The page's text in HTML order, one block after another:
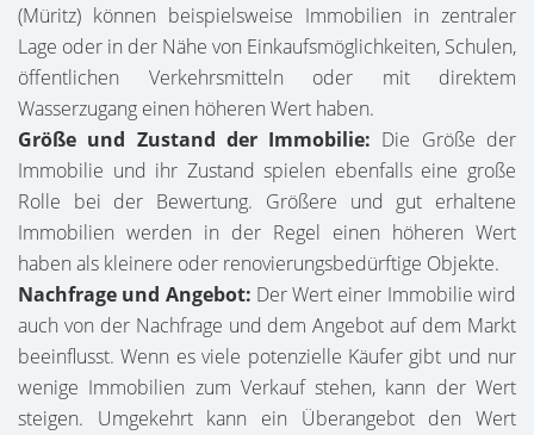
(Müritz) können beispielsweise Immobilien in zentraler
Lage oder in der Nähe von Einkaufsmöglichkeiten, Schulen,
öffentlichen Verkehrsmitteln oder mit direktem
Wasserzugang einen höheren Wert haben.
Größe und Zustand der Immobilie: Die Größe der
Immobilie und ihr Zustand spielen ebenfalls eine große
Rolle bei der Bewertung. Größere und gut erhaltene
Immobilien werden in der Regel einen höheren Wert
haben als kleinere oder renovierungsbedürftige Objekte.
Nachfrage und Angebot: Der Wert einer Immobilie wird
auch von der Nachfrage und dem Angebot auf dem Markt
beeinflusst. Wenn es viele potenzielle Käufer gibt und nur
wenige Immobilien zum Verkauf stehen, kann der Wert
steigen. Umgekehrt kann ein Überangebot den Wert